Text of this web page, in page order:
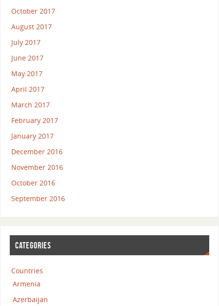
October 2017
August 2017
July 2017
June 2017
May 2017
April 2017
March 2017
February 2017
January 2017
December 2016
November 2016
October 2016
September 2016
CATEGORIES
Countries
Armenia
Azerbaijan